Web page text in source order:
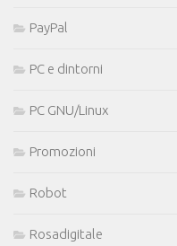
PayPal
PC e dintorni
PC GNU/Linux
Promozioni
Robot
Rosadigitale